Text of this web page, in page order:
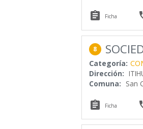
 Ficha
8
Categoría:
Dirección:
Comuna: San
 Ficha